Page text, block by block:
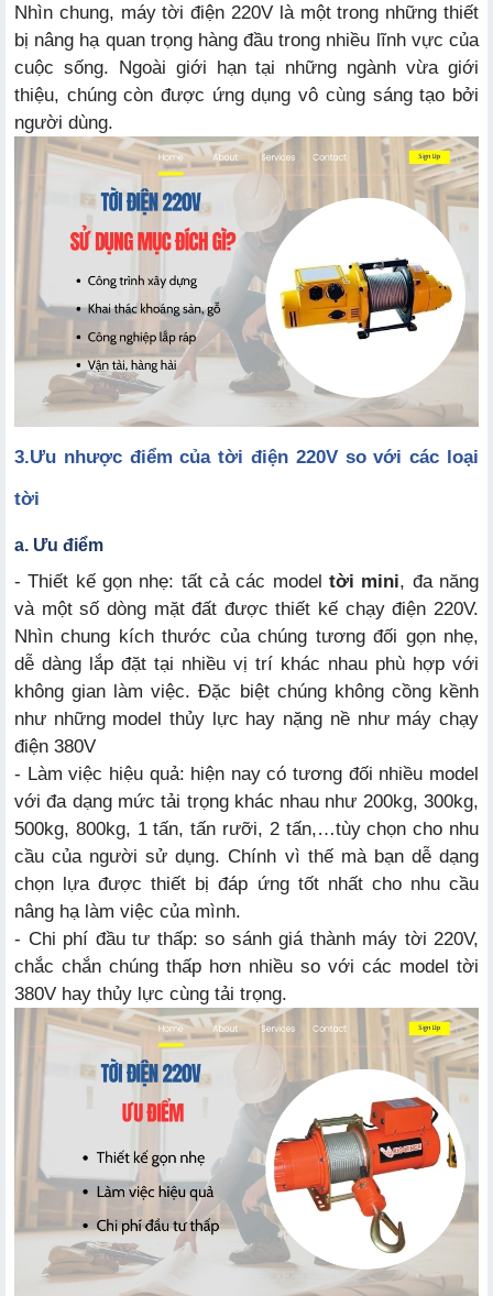
Nhìn chung, máy tời điện 220V là một trong những thiết
bị nâng hạ quan trọng hàng đầu trong nhiều lĩnh vực của
cuộc sống. Ngoài giới hạn tại những ngành vừa giới
thiệu, chúng còn được ứng dụng vô cùng sáng tạo bởi
người dùng.
3.Ưu nhược điểm của tời điện 220V so với các loại
tời
a. Ưu điểm
- Thiết kế gọn nhẹ: tất cả các model tời mini, đa năng
và một số dòng mặt đất được thiết kế chạy điện 220V.
Nhìn chung kích thước của chúng tương đối gọn nhẹ,
dễ dàng lắp đặt tại nhiều vị trí khác nhau phù hợp với
không gian làm việc. Đặc biệt chúng không cồng kềnh
như những model thủy lực hay nặng nề như máy chạy
điện 380V
- Làm việc hiệu quả: hiện nay có tương đối nhiều model
với đa dạng mức tải trọng khác nhau như 200kg, 300kg,
500kg, 800kg, 1 tấn, tấn rưỡi, 2 tấn,…tùy chọn cho nhu
cầu của người sử dụng. Chính vì thế mà bạn dễ dạng
chọn lựa được thiết bị đáp ứng tốt nhất cho nhu cầu
nâng hạ làm việc của mình.
- Chi phí đầu tư thấp: so sánh giá thành máy tời 220V,
chắc chắn chúng thấp hơn nhiều so với các model tời
380V hay thủy lực cùng tải trọng.